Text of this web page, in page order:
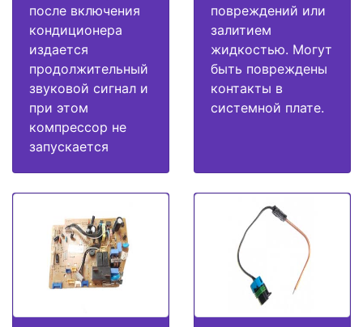
после включения
кондиционера
издается
продолжительный
звуковой сигнал и
при этом
компрессор не
запускается
повреждений или
залитием
жидкостью. Могут
быть повреждены
контакты в
системной плате.